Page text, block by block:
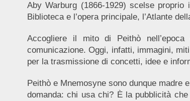
Aby Warburg (1866-1929) scelse
Biblioteca e l’opera principale, l’Atlante
Accogliere il mito di Peithò
comunicazione. Oggi, infatti, immagini,
per la trasmissione di concetti, idee e
Peithò e Mnemosyne sono dunque madre
domanda: chi usa chi? È la pubblicità